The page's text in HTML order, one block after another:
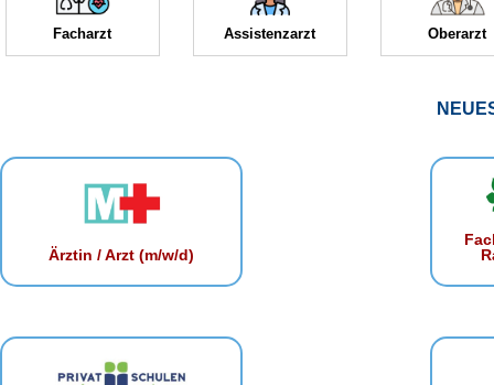
Facharzt Assistenzarzt Oberarzt
Ärztin / Arzt (m/w/d)